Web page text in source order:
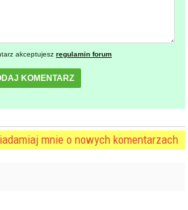
akceptujesz regulamin forum
KOMENTARZ
mnie o nowych komentarzach